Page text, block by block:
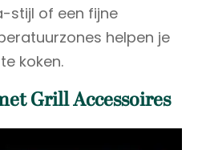
stijl of een fijne
helpen je
koken.
Grill Accessoires